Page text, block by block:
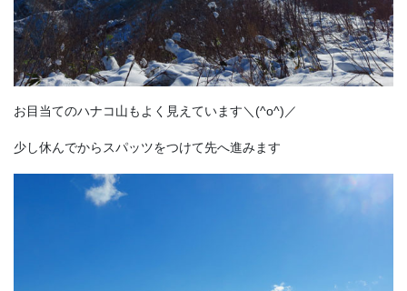
お目当てのハナコ山もよく見えています＼(^o^)／
少し休んでからスパッツをつけて先へ進みます